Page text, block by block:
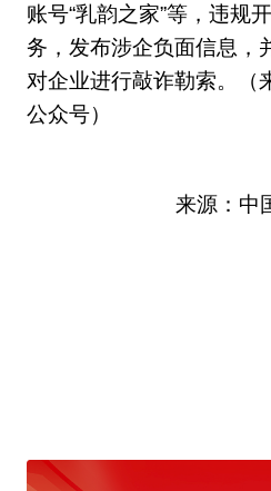
账号“乳韵之家”等，违规
务，发布涉企负面信息，
对企业进行敲诈勒索。（
公众号）
来源：中